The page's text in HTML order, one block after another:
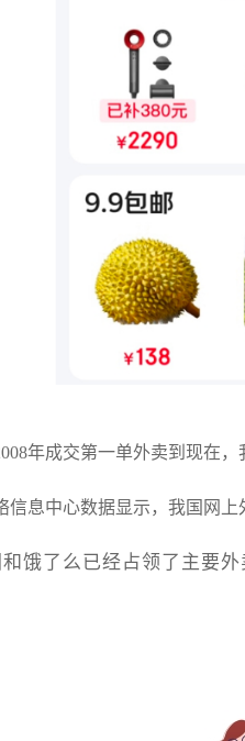
年成交第一单外卖到现在，
信息中心数据显示，我国网
饿了么已经占领了主要